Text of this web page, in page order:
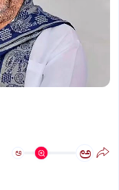
ಅ ಅ